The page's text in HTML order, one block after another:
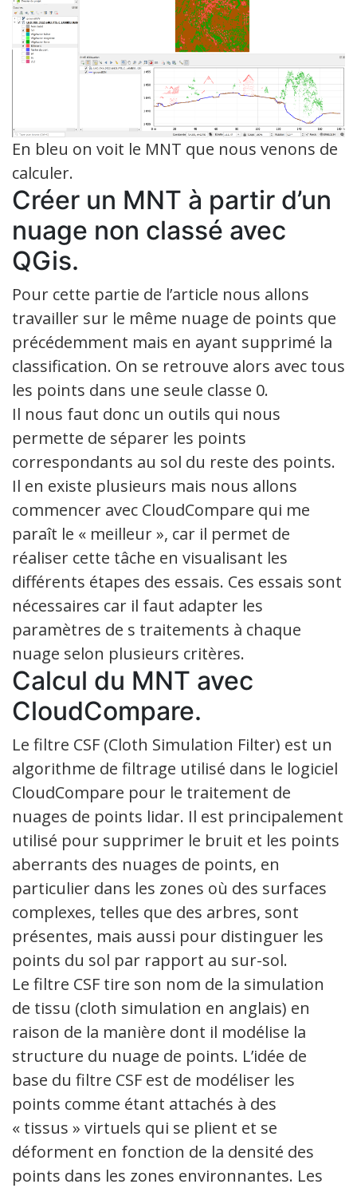
En bleu on voit le MNT que nous venons de
calculer.
Créer un MNT à partir d’un
nuage non classé avec
QGis.
Pour cette partie de l’article nous allons
travailler sur le même nuage de points que
précédemment mais en ayant supprimé la
classification. On se retrouve alors avec tous
les points dans une seule classe 0.
Il nous faut donc un outils qui nous
permette de séparer les points
correspondants au sol du reste des points.
Il en existe plusieurs mais nous allons
commencer avec CloudCompare qui me
paraît le « meilleur », car il permet de
réaliser cette tâche en visualisant les
différents étapes des essais. Ces essais sont
nécessaires car il faut adapter les
paramètres de s traitements à chaque
nuage selon plusieurs critères.
Calcul du MNT avec
CloudCompare.
Le filtre CSF (Cloth Simulation Filter) est un
algorithme de filtrage utilisé dans le logiciel
CloudCompare pour le traitement de
nuages de points lidar. Il est principalement
utilisé pour supprimer le bruit et les points
aberrants des nuages de points, en
particulier dans les zones où des surfaces
complexes, telles que des arbres, sont
présentes, mais aussi pour distinguer les
points du sol par rapport au sur-sol.
Le filtre CSF tire son nom de la simulation
de tissu (cloth simulation en anglais) en
raison de la manière dont il modélise la
structure du nuage de points. L’idée de
base du filtre CSF est de modéliser les
points comme étant attachés à des
« tissus » virtuels qui se plient et se
déforment en fonction de la densité des
points dans les zones environnantes. Les